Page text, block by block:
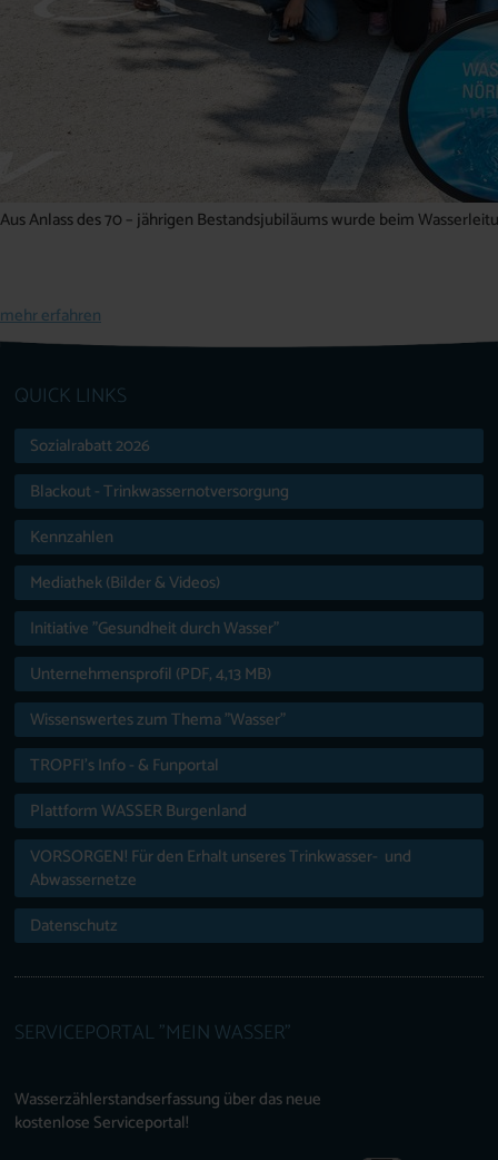
Aus Anlass des 70 – jährigen Bestandsjubiläums wurde beim
mehr erfahren
QUICK LINKS
Sozialrabatt 2026
Blackout - Trinkwassernotversorgung
Kennzahlen
Mediathek (Bilder & Videos)
Initiative "Gesundheit durch Wasser"
Unternehmensprofil (PDF, 4,13 MB)
Wissenswertes zum Thema "Wasser"
TROPFI’s Info - & Funportal
Plattform WASSER Burgenland
VORSORGEN! Für den Erhalt unseres Trinkwasser- und
Abwassernetze
Datenschutz
SERVICEPORTAL "MEIN WASSER"
Wasserzählerstandserfassung über das neue
kostenlose Serviceportal!